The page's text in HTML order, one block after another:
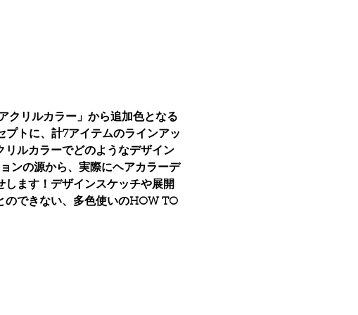
クリルカラー」から追加色となる
プトに、計7アイテムのラインアッ
リルカラーでどのようなデザイン
ンの源から、実際にヘアカラーデ
ます！ デザインスケッチや展開
のできない、多色使いのHOW TO